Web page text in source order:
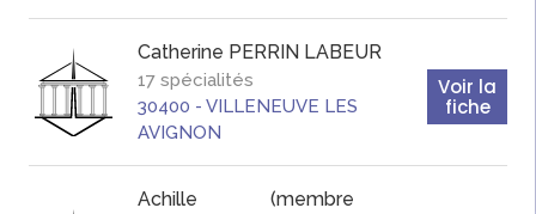
Catherine PERRIN LABEUR
17 spécialités
30400 - VILLENEUVE LES
AVIGNON
Voir la
fiche
Achille
(membre